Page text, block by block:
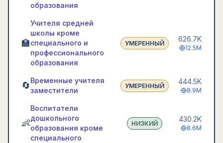
образования
🏫
Учителя средней
школы кроме
специального и
профессионального
образования
УМЕРЕННЫЙ
626.7K
12.5M
🔄Временные учителя
заместители
УМЕРЕННЫЙ
444.5K
8.9M
👶
Воспитатели
дошкольного
образования кроме
специального
НИЗКИЙ
430.2K
8.6M